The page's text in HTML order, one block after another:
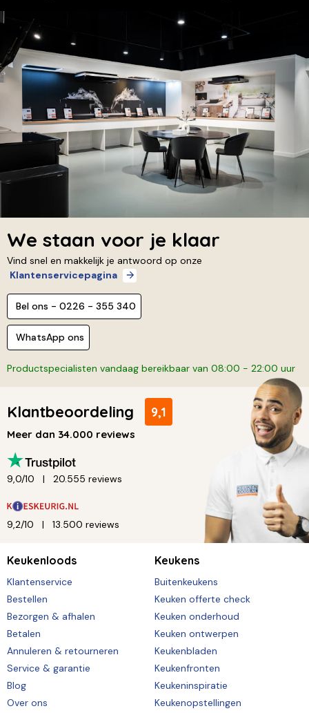
We staan voor je klaar
Vind snel en makkelijk je antwoord op onze
Klantenservicepagina
Bel ons - 0226 - 355 340
WhatsApp ons
Productspecialisten vandaag bereikbaar van 08:00 - 22:00 uur
Klantbeoordeling 9,1
Meer dan 34.000 reviews
9,0/10 20.555 reviews
9,2/10 13.500 reviews
Keukenloods
Klantenservice
Bestellen
Bezorgen & afhalen
Betalen
Annuleren & retourneren
Service & garantie
Blog
Over ons
Keukens
Buitenkeukens
Keuken offerte check
Keuken onderhoud
Keuken ontwerpen
Keukenbladen
Keukenfronten
Keukeninspiratie
Keukenopstellingen